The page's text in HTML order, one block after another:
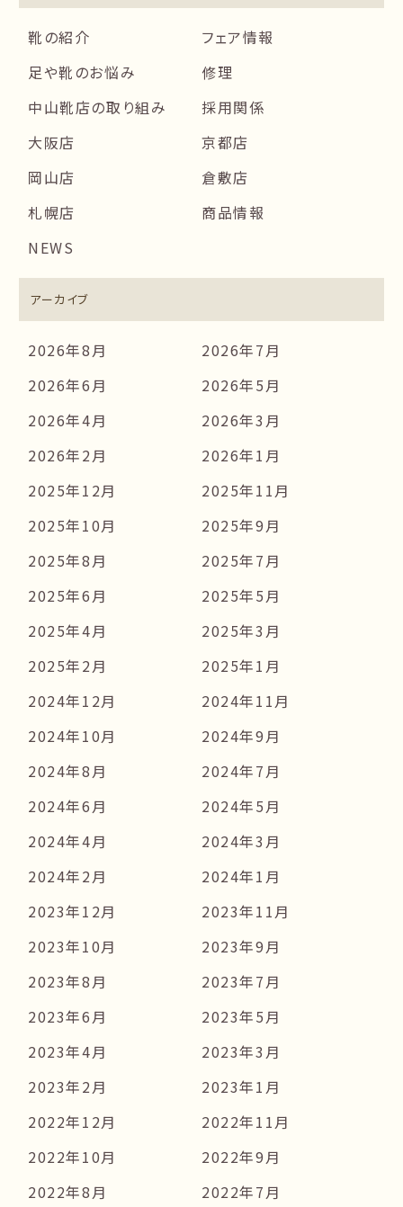
靴の紹介
フェア情報
足や靴のお悩み
修理
中山靴店の取り組み
採用関係
大阪店
京都店
岡山店
倉敷店
札幌店
商品情報
NEWS
アーカイブ
2026年8月
2026年7月
2026年6月
2026年5月
2026年4月
2026年3月
2026年2月
2026年1月
2025年12月
2025年11月
2025年10月
2025年9月
2025年8月
2025年7月
2025年6月
2025年5月
2025年4月
2025年3月
2025年2月
2025年1月
2024年12月
2024年11月
2024年10月
2024年9月
2024年8月
2024年7月
2024年6月
2024年5月
2024年4月
2024年3月
2024年2月
2024年1月
2023年12月
2023年11月
2023年10月
2023年9月
2023年8月
2023年7月
2023年6月
2023年5月
2023年4月
2023年3月
2023年2月
2023年1月
2022年12月
2022年11月
2022年10月
2022年9月
2022年8月
2022年7月